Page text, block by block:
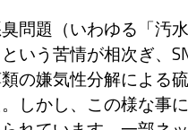
問題（いわゆる「汚
いう苦情が相次ぎ、
の嫌気性分解による
しかし、この様な事